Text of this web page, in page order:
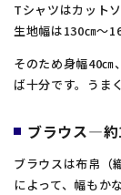
Tシャツはカット
生地幅は130㎝～
そのため身幅40㎝
ば十分です。うま
ブラウス―
ブラウスは布帛（
によって、幅もか